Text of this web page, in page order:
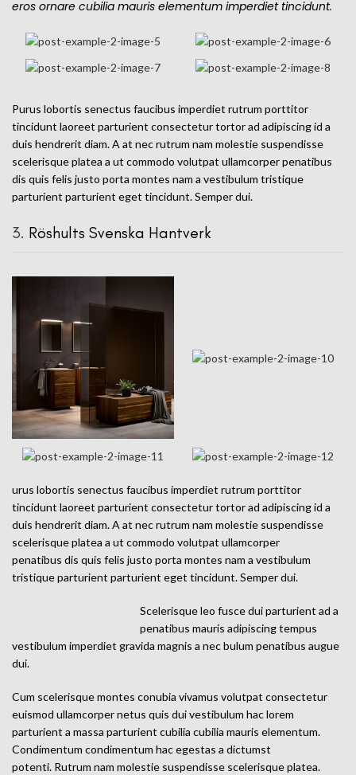
eros ornare cubilia mauris elementum imperdiet tincidunt.
Purus lobortis senectus faucibus imperdiet rutrum porttitor
tincidunt laoreet parturient consectetur tortor ad adipiscing id a
duis hendrerit diam. A at nec rutrum nam molestie suspendisse
scelerisque platea a ut commodo volutpat ullamcorper penatibus
dis quis felis justo porta montes nam a vestibulum tristique
parturient parturient eget tincidunt. Semper dui.
3. Röshults Svenska Hantverk
urus lobortis senectus faucibus imperdiet rutrum porttitor
tincidunt laoreet parturient consectetur tortor ad adipiscing id a
duis hendrerit diam. A at nec rutrum nam molestie suspendisse
scelerisque platea a ut commodo volutpat ullamcorper
penatibus dis quis felis justo porta montes nam a vestibulum
tristique parturient parturient eget tincidunt. Semper dui.
Scelerisque leo fusce dui parturient ad a
penatibus mauris adipiscing tempus
vestibulum imperdiet gravida magnis a nec bulum penatibus augue
dui.
Cum scelerisque montes conubia vivamus volutpat consectetur
euismod ullamcorper netus quis dui vestibulum hac lorem
parturient a massa parturient cubilia cubilia mauris elementum.
Condimentum condimentum hac egestas a dictumst
potenti. Rutrum nam molestie suspendisse scelerisque platea.